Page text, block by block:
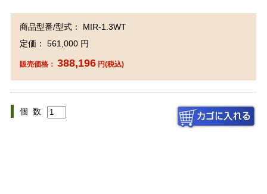
商品型番/型式： MIR-1.3WT
定価： 561,000 円
販売価格： 388,196円(税込)
個 数